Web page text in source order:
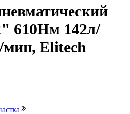
610Нм 142л/
мин, Elitech